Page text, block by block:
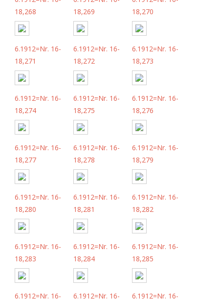
18,268
18,269
18,270
6.1912=Nr. 16-
18,271
6.1912=Nr. 16-
18,272
6.1912=Nr. 16-
18,273
6.1912=Nr. 16-
18,274
6.1912=Nr. 16-
18,275
6.1912=Nr. 16-
18,276
6.1912=Nr. 16-
18,277
6.1912=Nr. 16-
18,278
6.1912=Nr. 16-
18,279
6.1912=Nr. 16-
18,280
6.1912=Nr. 16-
18,281
6.1912=Nr. 16-
18,282
6.1912=Nr. 16-
18,283
6.1912=Nr. 16-
18,284
6.1912=Nr. 16-
18,285
6.1912=Nr. 16-
6.1912=Nr. 16-
6.1912=Nr. 16-